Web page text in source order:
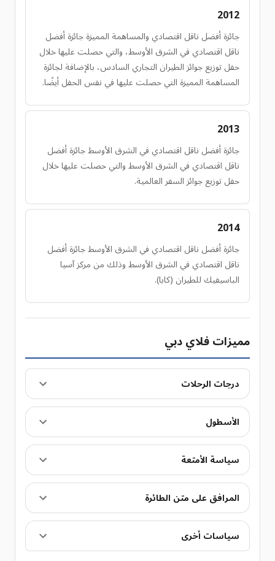
2012
جائزة أفضل ناقل اقتصادي والمساهمة المميزة جائزة أفضل
ناقل اقتصادي في الشرق الأوسط، والتي حصلت عليها خلال
حفل توزيع جوائز الطيران التجاري السادس، بالإضافة لجائزة
المساهمة المميزة التي حصلت عليها في نفس الحفل أيضًا.
2013
جائزة أفضل ناقل اقتصادي في الشرق الأوسط جائزة أفضل
ناقل اقتصادي في الشرق الأوسط والتي حصلت عليها خلال
حفل توزيع جوائز السفر العالمية.
2014
جائزة أفضل ناقل اقتصادي في الشرق الأوسط جائزة أفضل
ناقل اقتصادي في الشرق الأوسط وذلك من مركز آسيا
الباسيفيك للطيران (كابا).
مميزات فلاي دبي
درجات الرحلات
الأسطول
سياسة الأمتعة
المرافق على متن الطائرة
سياسات أخرى